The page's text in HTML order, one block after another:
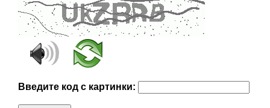
Введите код с картинки: